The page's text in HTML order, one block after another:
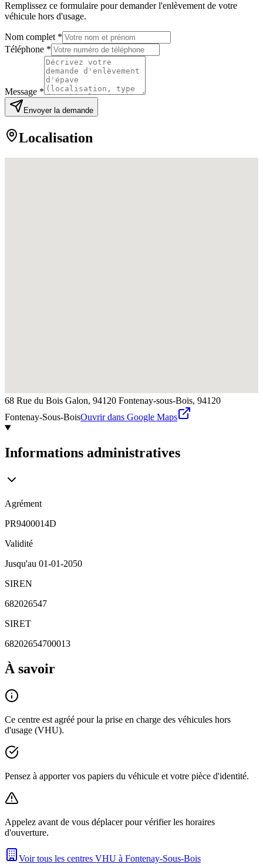
Remplissez ce formulaire pour demander l'enlèvement de votre
véhicule hors d'usage.
Nom complet *
Téléphone *
Message *
Envoyer la demande
Localisation
68 Rue du Bois Galon, 94120 Fontenay-sous-Bois, 94120
Fontenay-Sous-BoisOuvrir dans Google Maps
Informations administratives
Agrément
PR9400014D
Validité
Jusqu'au 01-01-2050
SIREN
682026547
SIRET
68202654700013
À savoir
Ce centre est agréé pour la prise en charge des véhicules hors
d'usage (VHU).
Pensez à apporter vos papiers du véhicule et votre pièce d'identité.
Appelez avant de vous déplacer pour vérifier les horaires
d'ouverture.
Voir tous les centres VHU à Fontenay-Sous-Bois